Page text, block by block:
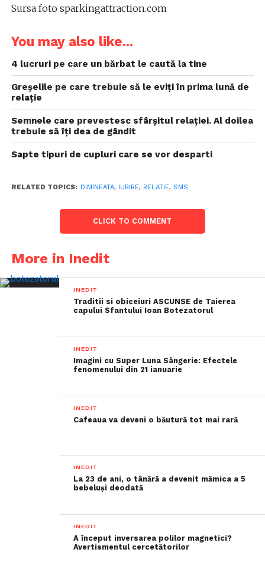
Sursa foto sparkingattraction.com
You may also like...
4 lucruri pe care un bărbat le caută la tine
Greșelile pe care trebuie să le eviți în prima lună de
relație
Semnele care prevestesc sfârșitul relației. Al doilea
trebuie să îți dea de gândit
Sapte tipuri de cupluri care se vor desparti
RELATED TOPICS: DIMINEATA, IUBIRE, RELATIE, SMS
CLICK TO COMMENT
More in Inedit
INEDIT
Traditii si obiceiuri ASCUNSE de Taierea
capului Sfantului Ioan Botezatorul
INEDIT
Imagini cu Super Luna Sângerie: Efectele
fenomenului din 21 ianuarie
INEDIT
Cafeaua va deveni o băutură tot mai rară
INEDIT
La 23 de ani, o tânără a devenit mămica a 5
bebeluși deodată
INEDIT
A început inversarea polilor magnetici?
Avertismentul cercetătorilor